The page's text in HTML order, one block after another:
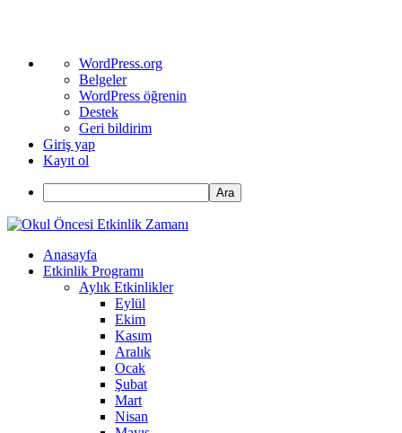
WordPress
hakkında
WordPress.org
Belgeler
WordPress öğrenin
Destek
Geri bildirim
Giriş yap
Kayıt ol
Ara
Anasayfa
Etkinlik Programı
Aylık Etkinlikler
Eylül
Ekim
Kasım
Aralık
Ocak
Şubat
Mart
Nisan